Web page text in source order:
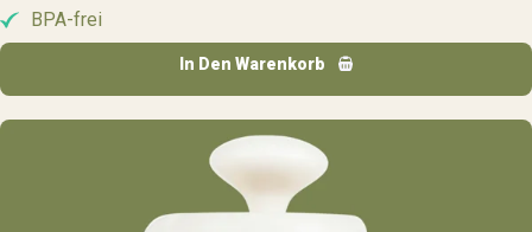
BPA-frei
In Den Warenkorb